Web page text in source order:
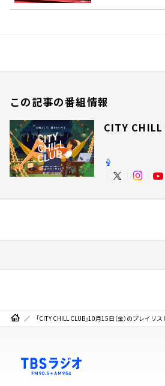
この記事の番組情報
CITY CHILL
「CITY CHILL CLUB」10月15日（金）のプレイリス